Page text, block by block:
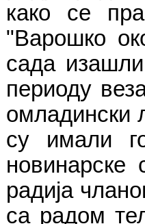
како се
"Варошко
сада
периоду
омладински
су имали
радија
са радом